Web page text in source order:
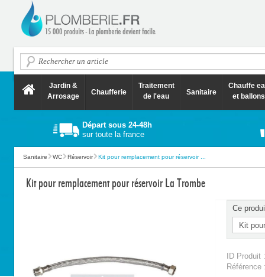
Jardin &
Arrosage
Chaufferie
Traitement
de l'eau
Sanitaire
Chauffe
et ballons
Départ sous 24-48h
sur toute la france
Sanitaire WC Réservoir Kit pour remplacement pour réservoir ...
Kit pour remplacement pour réservoir La Trombe
Ce
ID Produit